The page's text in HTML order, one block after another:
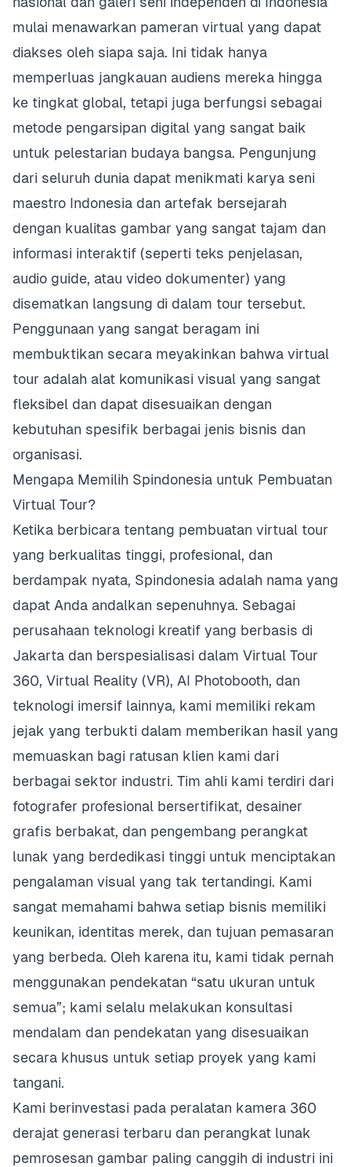
mulai menawarkan pameran virtual yang dapat
diakses oleh siapa saja. Ini tidak hanya
memperluas jangkauan audiens mereka hingga
ke tingkat global, tetapi juga berfungsi sebagai
metode pengarsipan digital yang sangat baik
untuk pelestarian budaya bangsa. Pengunjung
dari seluruh dunia dapat menikmati karya seni
maestro Indonesia dan artefak bersejarah
dengan kualitas gambar yang sangat tajam dan
informasi interaktif (seperti teks penjelasan,
audio guide, atau video dokumenter) yang
disematkan langsung di dalam tour tersebut.
Penggunaan yang sangat beragam ini
membuktikan secara meyakinkan bahwa virtual
tour adalah alat komunikasi visual yang sangat
fleksibel dan dapat disesuaikan dengan
kebutuhan spesifik berbagai jenis bisnis dan
organisasi.
Mengapa Memilih Spindonesia untuk Pembuatan
Virtual Tour?
Ketika berbicara tentang pembuatan virtual tour
yang berkualitas tinggi, profesional, dan
berdampak nyata, Spindonesia adalah nama yang
dapat Anda andalkan sepenuhnya. Sebagai
perusahaan teknologi kreatif yang berbasis di
Jakarta dan berspesialisasi dalam Virtual Tour
360, Virtual Reality (VR), AI Photobooth, dan
teknologi imersif lainnya, kami memiliki rekam
jejak yang terbukti dalam memberikan hasil yang
memuaskan bagi ratusan klien kami dari
berbagai sektor industri. Tim ahli kami terdiri dari
fotografer profesional bersertifikat, desainer
grafis berbakat, dan pengembang perangkat
lunak yang berdedikasi tinggi untuk menciptakan
pengalaman visual yang tak tertandingi. Kami
sangat memahami bahwa setiap bisnis memiliki
keunikan, identitas merek, dan tujuan pemasaran
yang berbeda. Oleh karena itu, kami tidak pernah
menggunakan pendekatan “satu ukuran untuk
semua”; kami selalu melakukan konsultasi
mendalam dan pendekatan yang disesuaikan
secara khusus untuk setiap proyek yang kami
tangani.
Kami berinvestasi pada peralatan kamera 360
derajat generasi terbaru dan perangkat lunak
pemrosesan gambar paling canggih di industri ini